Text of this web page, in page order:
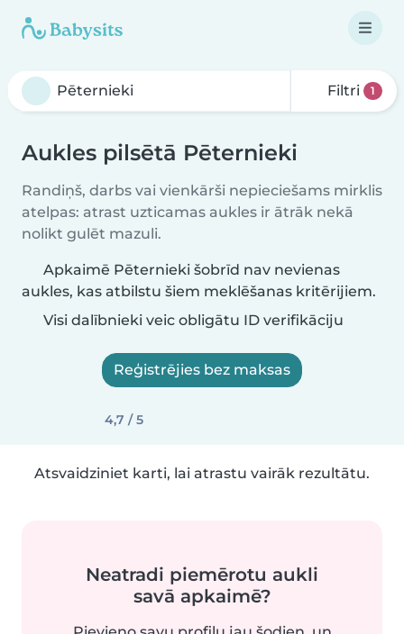
Filtri 1
Aukles pilsētā Pēternieki
Randiņš, darbs vai vienkārši nepieciešams mirklis
atelpas: atrast uzticamas aukles ir ātrāk nekā
nolikt gulēt mazuli.
Apkaimē Pēternieki šobrīd nav nevienas
aukles, kas atbilstu šiem meklēšanas kritērijiem.
Visi dalībnieki veic obligātu ID verifikāciju
Reģistrējies bez maksas
4,7 / 5
Atsvaidziniet karti, lai atrastu vairāk rezultātu.
Neatradi piemērotu aukli
savā apkaimē?